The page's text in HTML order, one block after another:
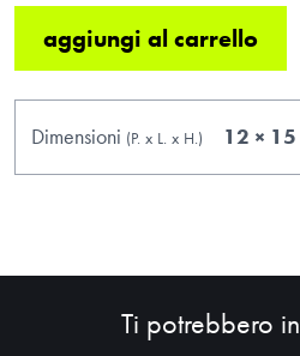
aggiungi al carrello
Dimensioni (P. x L. x H.) 12 ×
Ti potrebbero